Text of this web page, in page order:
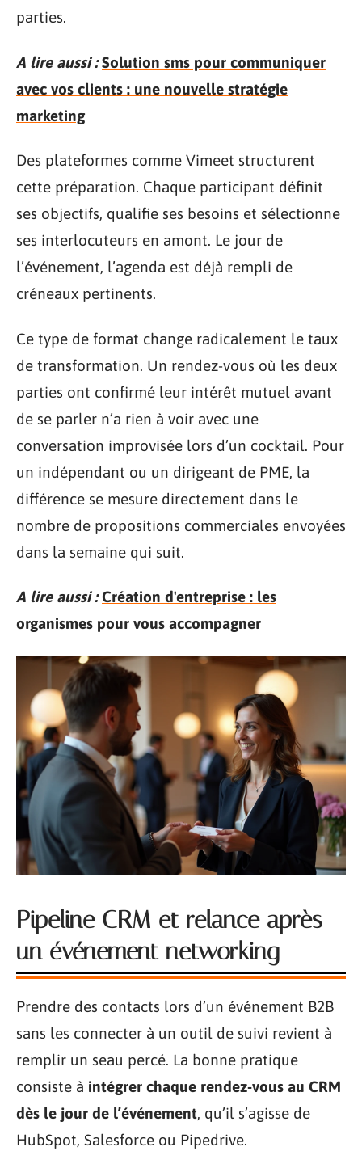
parties.
A lire aussi : Solution sms pour communiquer
avec vos clients : une nouvelle stratégie
marketing
Des plateformes comme Vimeet structurent
cette préparation. Chaque participant définit
ses objectifs, qualifie ses besoins et sélectionne
ses interlocuteurs en amont. Le jour de
l’événement, l’agenda est déjà rempli de
créneaux pertinents.
Ce type de format change radicalement le taux
de transformation. Un rendez-vous où les deux
parties ont confirmé leur intérêt mutuel avant
de se parler n’a rien à voir avec une
conversation improvisée lors d’un cocktail. Pour
un indépendant ou un dirigeant de PME, la
différence se mesure directement dans le
nombre de propositions commerciales envoyées
dans la semaine qui suit.
A lire aussi : Création d'entreprise : les
organismes pour vous accompagner
Pipeline CRM et relance après
un événement networking
Prendre des contacts lors d’un événement B2B
sans les connecter à un outil de suivi revient à
remplir un seau percé. La bonne pratique
consiste à intégrer chaque rendez-vous au CRM
dès le jour de l’événement, qu’il s’agisse de
HubSpot, Salesforce ou Pipedrive.